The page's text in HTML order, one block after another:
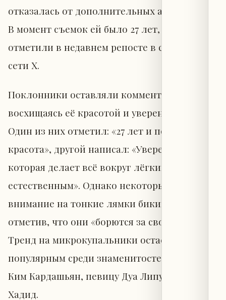
отказалась от дополнительных аксессуаров.
В момент съемок ей было 27 лет, что
отметили в недавнем репосте в социальной
сети X.
Поклонники оставляли комментарии,
восхищаясь её красотой и уверенностью.
Один из них отметил: «27 лет и потрясающая
красота», другой написал: «Уверенность,
которая делает всё вокруг лёгким и
естественным». Однако некоторые обратили
внимание на тонкие лямки бикини, шутливо
отметив, что они «борются за свою жизнь».
Тренд на микрокупальники остаётся
популярным среди знаменитостей, включая
Ким Кардашьян, певицу Дуа Липу и Беллу
Хадид.